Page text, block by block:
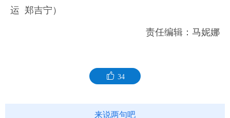
运 郑吉宁）
责任编辑：马妮娜
34
来说两句吧